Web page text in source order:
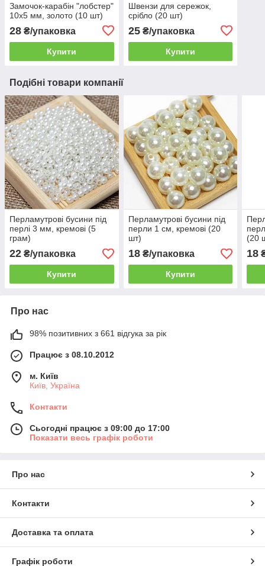
Замочок-карабін "лобстер"
10х5 мм, золото (10 шт)
28 ₴/упаковка
Купити
Швензи для сережок,
срібло (20 шт)
25₴/упаковка
Купити
Подібні товари компанії
Перламутрові бусини під
перлі 3 мм, кремові (5
грам)
22 ₴/упаковка
Купити
Перламутрові бусини під
перли 1 см, кремові (20
шт)
18₴/упаковка
Купити
(20
18
Про нас
98% позитивних з 661 відгука за рік
Працює з 08.10.2012
м. Київ
Київ, Україна
Контакти
Сьогодні працює з 09:00 до 17:00
Показати весь графік роботи
Про нас
Контакти
Доставка та оплата
Графік роботи